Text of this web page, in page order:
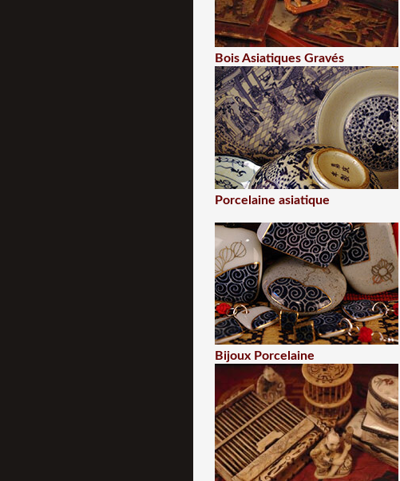
Bois Asiatiques Gravés
Porcelaine asiatique
Bijoux Porcelaine